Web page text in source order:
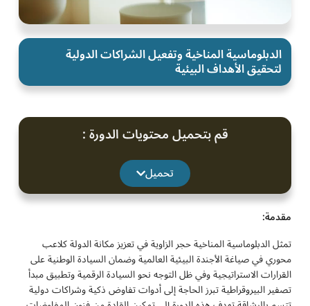
الدبلوماسية المناخية وتفعيل الشراكات الدولية
لتحقيق الأهداف البيئية
قم بتحميل محتويات الدورة :
تحميل
مقدمة:
تمثل الدبلوماسية المناخية حجر الزاوية في تعزيز مكانة الدولة كلاعب
محوري في صياغة الأجندة البيئية العالمية وضمان السيادة الوطنية على
القرارات الاستراتيجية وفي ظل التوجه نحو السيادة الرقمية وتطبيق مبدأ
تصفير البيروقراطية تبرز الحاجة إلى أدوات تفاوض ذكية وشراكات دولية